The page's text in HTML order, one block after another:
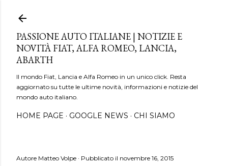
PASSIONE AUTO ITALIANE | NOTIZIE E
NOVITÀ FIAT, ALFA ROMEO, LANCIA,
ABARTH
Il mondo Fiat, Lancia e Alfa Romeo in un unico click. Resta
aggiornato su tutte le ultime novità, informazioni e notizie del
mondo auto italiano.
HOME PAGE GOOGLE NEWS CHI SIAMO
Autore Matteo Volpe Pubblicato il novembre 16, 2015